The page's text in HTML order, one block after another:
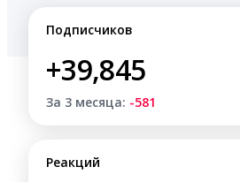
Подписчиков
+39,845
За 3 месяца: -581
Реакций